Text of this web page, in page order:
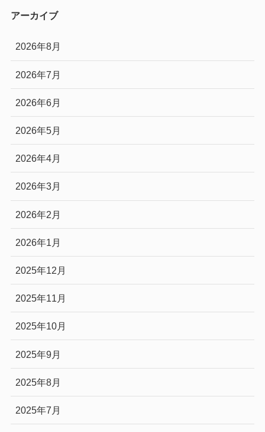
アーカイブ
2026年8月
2026年7月
2026年6月
2026年5月
2026年4月
2026年3月
2026年2月
2026年1月
2025年12月
2025年11月
2025年10月
2025年9月
2025年8月
2025年7月